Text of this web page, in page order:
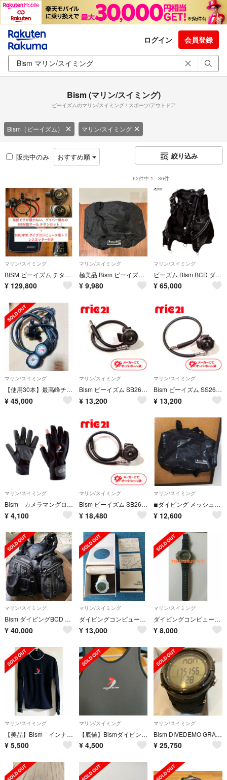
ログイン 会員登録
Bism (マリン/スイミング)
ビーイズムのマリン/スイミング / スポーツ/アウトドア
Bism（ビーイズム） マリン/スイミング
販売中のみ おすすめ順 絞り込み
62件中 1 - 36件
マリン/スイミング
BISM ビーイズム チタニウム レギュレーター セット/Titanium
¥ 129,800
マリン/スイミング
極美品 Bism ビーイズム ダイビング メッシュバッグ
¥ 9,980
マリン/スイミング
ビーズム BIsm BCD ダイビング 重器材 ネレウス
¥ 65,000
マリン/スイミング
【使用30本】最高峰チタン製 Bism レギュレーター TUSA 2連ゲージ
¥ 45,000
マリン/スイミング
Bism ビーイズム SB2600 オクトパス ダイビング OH済み 中古 33
¥ 13,200
マリン/スイミング
Bism ビーイズム SS2600KKK オクトパス ダイビング OH済み 中古 32
¥ 13,200
マリン/スイミング
Bism カメラマングローブSサイズ新品未使用
¥ 4,100
マリン/スイミング
Bism ビーイズム SB2600 ビーンズ オクトパス ダイビング OH済み 中古 1
¥ 18,480
マリン/スイミング
◾︎ダイビング メッシュバッグ Bism 新品
¥ 12,600
マリン/スイミング
Bism ダイビングBCD ネレウスBC
¥ 40,000
マリン/スイミング
ダイビングコンピュータ Bism Duo おまけ付き
¥ 13,000
マリン/スイミング
ダイビングコンピューター
¥ 8,000
マリン/スイミング
【美品】Bism インナーウェア ホットカプセル ビーイズム Mサイズ
¥ 5,500
マリン/スイミング
【底値】Bismダイビングウェットスーツ(ツーピース)
¥ 4,500
マリン/スイミング
Bism DIVEDEMO GRANDE exceed ダイコン 黒中古 セール
¥ 25,750